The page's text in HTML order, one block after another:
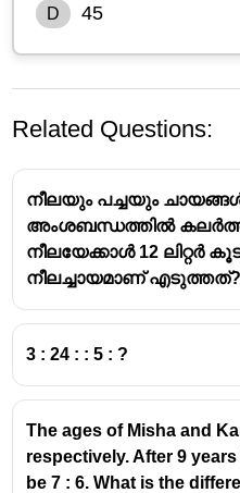
D 45
Related Questions:
നീലയും പച്ചയും
അംശബന്ധത്തിൽ
നീലയേക്കാൾ 12 ലിറ്റർ
നീലച്ചായമാണ് എടുത്തത്?
3 : 24 : : 5 : ?
The ages of Misha and
respectively. After 9
be 7 : 6. What is the